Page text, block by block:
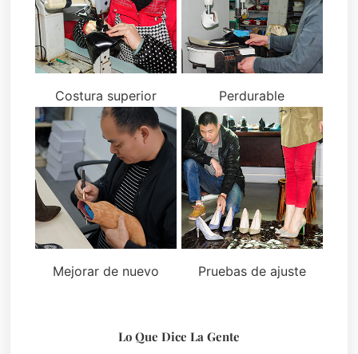
Costura superior Perdurable
Mejorar de nuevo Pruebas de ajuste
Lo Que Dice La Gente